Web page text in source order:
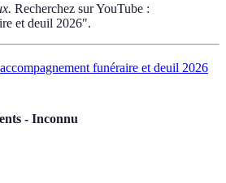
Recherchez sur YouTube :
et deuil 2026".
accompagnement funéraire et deuil 2026
- Inconnu